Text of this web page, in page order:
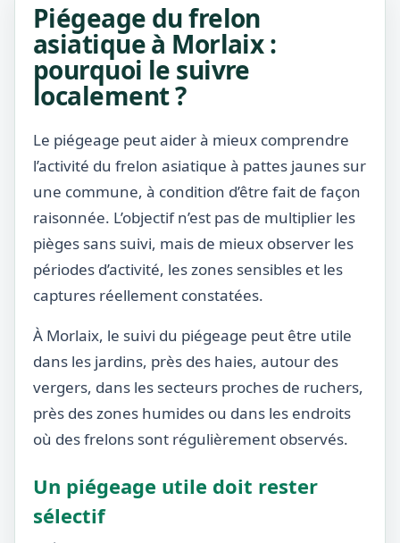
Piégeage du frelon
asiatique à Morlaix :
pourquoi le suivre
localement ?
Le piégeage peut aider à mieux comprendre
l’activité du frelon asiatique à pattes jaunes sur
une commune, à condition d’être fait de façon
raisonnée. L’objectif n’est pas de multiplier les
pièges sans suivi, mais de mieux observer les
périodes d’activité, les zones sensibles et les
captures réellement constatées.
À Morlaix, le suivi du piégeage peut être utile
dans les jardins, près des haies, autour des
vergers, dans les secteurs proches de ruchers,
près des zones humides ou dans les endroits
où des frelons sont régulièrement observés.
Un piégeage utile doit rester
sélectif